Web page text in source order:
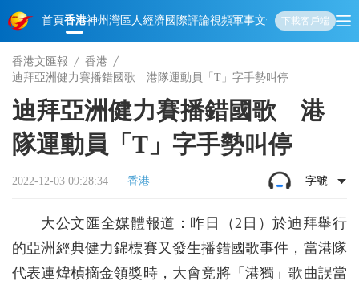
首頁香港神州 灣區人經濟國際評論視頻軍事文化 娛樂生活教育體
下載客戶端
香港文匯報
香港
迪拜亞洲健力賽播錯國歌 港隊運動員「T」字手勢叫停
迪拜亞洲健力賽播錯國歌 港
隊運動員「T」字手勢叫停
2022-12-03 09:28:34 香港 字號
大公文匯全媒體報道：昨日（2日）於迪拜舉行
的亞洲經典健力錦標賽又發生播錯國歌事件，當港隊
代表連煒楨摘金領獎時，大會竟將「港獨」歌曲誤當